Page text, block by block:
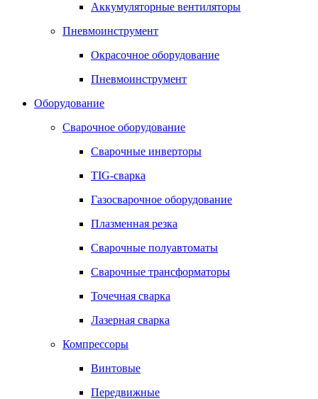
Аккумуляторные вентиляторы
Пневмоинструмент
Окрасочное оборудование
Пневмоинструмент
Оборудование
Сварочное оборудование
Сварочные инверторы
TIG-сварка
Газосварочное оборудование
Плазменная резка
Сварочные полуавтоматы
Сварочные трансформаторы
Точечная сварка
Лазерная сварка
Компрессоры
Винтовые
Передвижные